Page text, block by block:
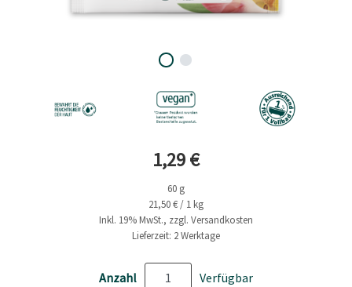
Aktueller Preis
1,29 €
60 g
21,50 € / 1 kg
Inkl. 19% MwSt., zzgl. Versandkosten
Lieferzeit: 2 Werktage
Anzahl Verfügbar